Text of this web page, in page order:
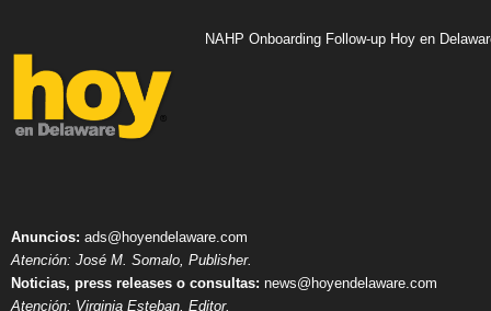
NAHP Onboarding Follow-up Hoy en
Anuncios: ads@hoyendelaware.com
Atención: José M. Somalo, Publisher.
Noticias, press releases o consultas: news@hoyendelaware.com
Atención: Virginia Esteban, Editor.